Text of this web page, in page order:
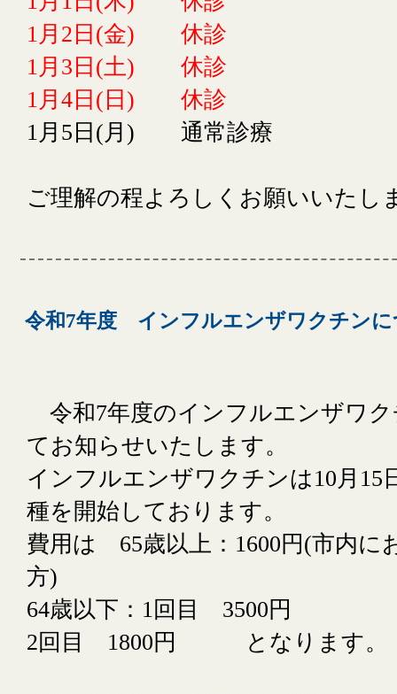
1月2日(金) 休診
1月3日(土) 休診
1月4日(日) 休診
1月5日(月) 通常診療
ご理解の程よろしくお願いいたし
令和7年度 インフルエンザワクチンに
令和7年度のインフルエンザワ
てお知らせいたします。
インフルエンザワクチンは10月15
種を開始しております。
費用は 65歳以上：1600円(市内に
方)
64歳以下：1回目 3500円
2回目 1800円 となります。